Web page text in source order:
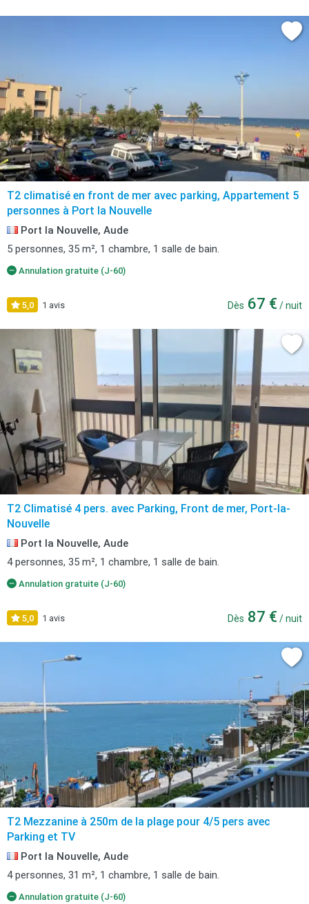
T2 climatisé en front de mer avec parking, Appartement 5
personnes à Port la Nouvelle
Port la Nouvelle, Aude
5 personnes, 35 m², 1 chambre, 1 salle de bain.
Annulation gratuite (J-60)
5,0 1 avis Dès 67 € / nuit
T2 Climatisé 4 pers. avec Parking, Front de mer, Port-la-
Nouvelle
Port la Nouvelle, Aude
4 personnes, 35 m², 1 chambre, 1 salle de bain.
Annulation gratuite (J-60)
5,0 1 avis Dès 87 € / nuit
T2 Mezzanine à 250m de la plage pour 4/5 pers avec
Parking et TV
Port la Nouvelle, Aude
4 personnes, 31 m², 1 chambre, 1 salle de bain.
Annulation gratuite (J-60)